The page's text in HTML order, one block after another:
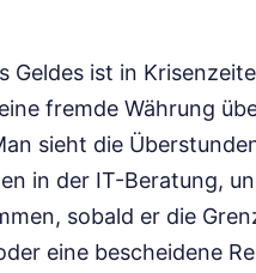
Geldes ist in
fremde Währung
sieht die
in der IT-Beratung,
sobald er die
eine bescheidene